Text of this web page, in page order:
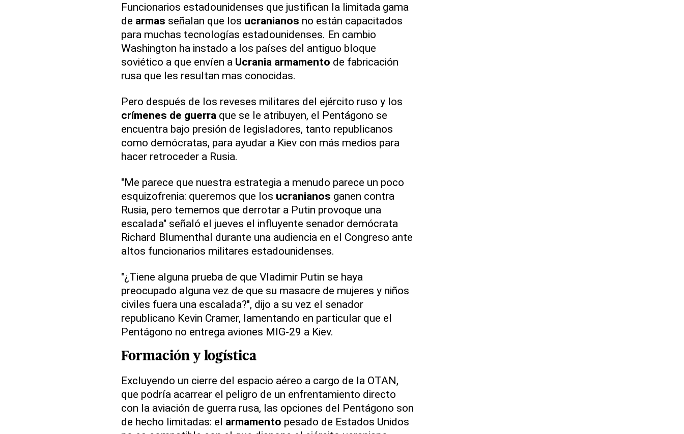
Funcionarios estadounidenses que justifican la limitada gama
de armas señalan que los ucranianos no están capacitados
para muchas tecnologías estadounidenses. En cambio
Washington ha instado a los países del antiguo bloque
soviético a que envíen a Ucrania armamento de fabricación
rusa que les resultan mas conocidas.
Pero después de los reveses militares del ejército ruso y los
crímenes de guerraque se le atribuyen, el Pentágono se
encuentra bajo presión de legisladores, tanto republicanos
como demócratas, para ayudar a Kiev con más medios para
hacer retroceder a Rusia.
"Me parece que nuestra estrategia a menudo parece un poco
esquizofrenia: queremos que los ucranianos ganen contra
Rusia, pero tememos que derrotar a Putin provoque una
escalada" señaló el jueves el influyente senador demócrata
Richard Blumenthal durante una audiencia en el Congreso ante
altos funcionarios militares estadounidenses.
"¿Tiene alguna prueba de que Vladimir Putin se haya
preocupado alguna vez de que su masacre de mujeres y niños
civiles fuera una escalada?", dijo a su vez el senador
republicano Kevin Cramer, lamentando en particular que el
Pentágono no entrega aviones MIG-29 a Kiev.
Formación y logística
Excluyendo un cierre del espacio aéreo a cargo de la OTAN,
que podría acarrear el peligro de un enfrentamiento directo
con la aviación de guerra rusa, las opciones del Pentágono son
de hecho limitadas: el armamento pesado de Estados Unidos